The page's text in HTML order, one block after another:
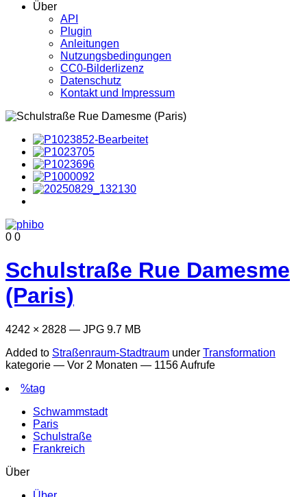
Über
API
Plugin
Anleitungen
Nutzungsbedingungen
CC0-Bilderlizenz
Datenschutz
Kontakt und Impressum
0 0
Schulstraße Rue Damesme
(Paris)
4242 × 2828 — JPG 9.7 MB
Added to Straßenraum-Stadtraum under Transformation
kategorie — Vor 2 Monaten — 1156 Aufrufe
%tag
Schwammstadt
Paris
Schulstraße
Frankreich
Über